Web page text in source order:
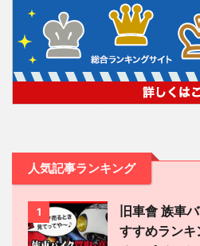
人気記事ランキング
1
旧車會 族車
すすめラン